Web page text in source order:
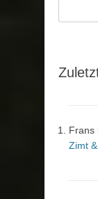
Frans
Zimt